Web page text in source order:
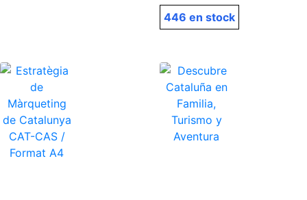
446 en stock